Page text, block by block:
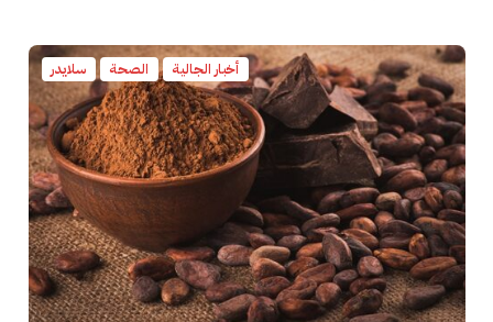
أخبار الجالية الصحة سلايدر